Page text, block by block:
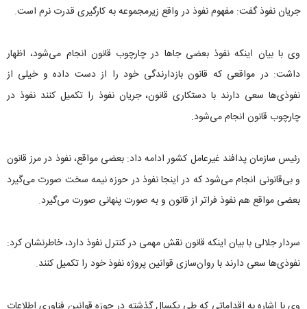
جریان نفوذ گفت: مفهوم نفوذ در واقع زیرمجموعه به کارگیری قدرت نرم است.
وی با بیان اینکه نفوذ بعضی جاها در چارچوب قانون انجام می‌شود، اظهار
داشت: در مواقعی که قانون بازدارندگی خود را از دست داده و خیلی از
نفوذی‌ها سعی دارند با دستکاری قانون، جریان نفوذ را تکمیل کنند نفوذ در
چارچوب قانون انجام می‌شود.
رئیس سازمان پدافند غیرعامل کشور ادامه داد: بعضی مواقع، نفوذ در مرز قانون
و بی‌قانونی انجام می‌شود که در اینجا نفوذ در حوزه نیمه سخت صورت می‌گیرد
بعضی مواقع هم نفوذ فراتر از قانون و به صورت پنهانی صورت می‌گیرد.
سردار جلالی با بیان اینکه قانون نقش مهمی در کنترل نفوذ دارد، خاطرنشان کرد:
نفوذی‌ها سعی دارند با روان‌سازی قوانین پروژه نفوذ خود را تکمیل کنند.